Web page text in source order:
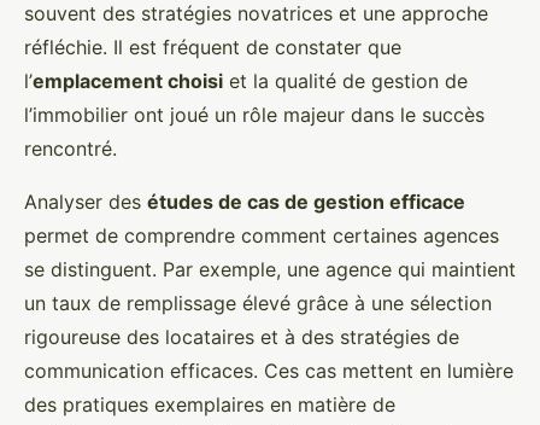
souvent des stratégies novatrices et une approche
réfléchie. Il est fréquent de constater que
l’emplacement choisi et la qualité de gestion de
l’immobilier ont joué un rôle majeur dans le succès
rencontré.
Analyser des études de cas de gestion efficace
permet de comprendre comment certaines agences
se distinguent. Par exemple, une agence qui maintient
un taux de remplissage élevé grâce à une sélection
rigoureuse des locataires et à des stratégies de
communication efficaces. Ces cas mettent en lumière
des pratiques exemplaires en matière de